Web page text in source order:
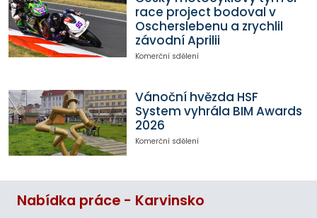
race project bodoval v
Oscherslebenu a zrychlil
závodní Aprilii
Komerční sdělení
Vánoční hvězda HSF
System vyhrála BIM Awards
2026
Komerční sdělení
Nabídka práce - Karvinsko